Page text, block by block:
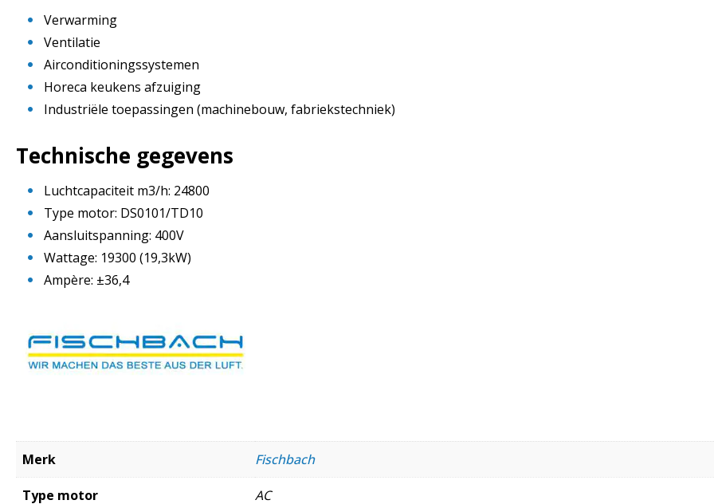
Verwarming
Ventilatie
Airconditioningssystemen
Horeca keukens afzuiging
Industriële toepassingen (machinebouw, fabriekstechniek)
Technische gegevens
Luchtcapaciteit m3/h: 24800
Type motor: DS0101/TD10
Aansluitspanning: 400V
Wattage: 19300 (19,3kW)
Ampère: ±36,4
Merk Fischbach
Type motor AC